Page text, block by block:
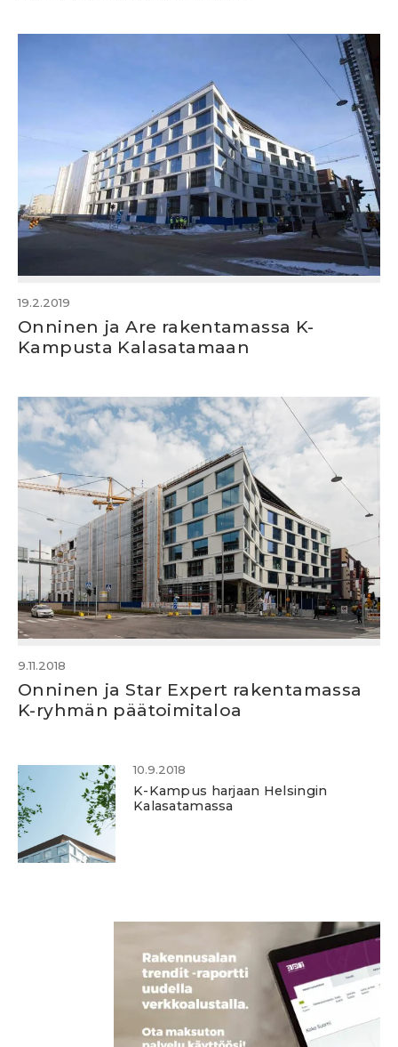
19.2.2019
Onninen ja Are rakentamassa K-
Kampusta Kalasatamaan
9.11.2018
Onninen ja Star Expert rakentamassa
K-ryhmän päätoimitaloa
10.9.2018
K-Kampus harjaan Helsingin
Kalasatamassa